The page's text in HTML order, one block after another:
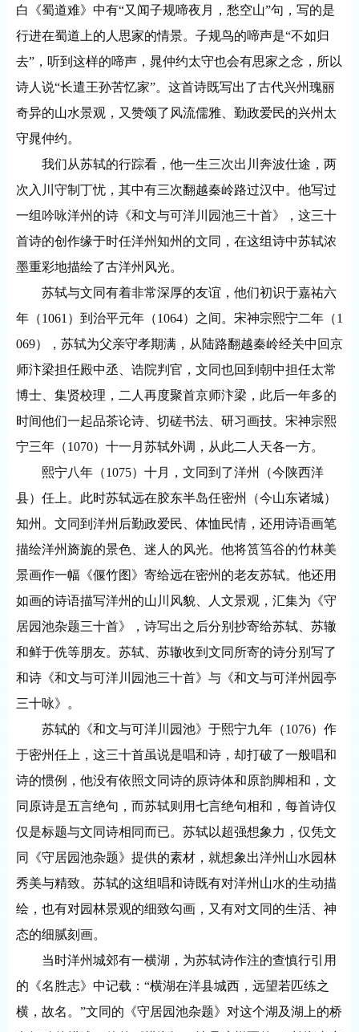
白《蜀道难》中有“又闻子规啼夜月，愁空山”句，写的是
行进在蜀道上的人思家的情景。子规鸟的啼声是“不如归
去”，听到这样的啼声，晁仲约太守也会有思家之念，所以
诗人说“长遣王孙苦忆家”。这首诗既写出了古代兴州瑰丽
奇异的山水景观，又赞颂了风流儒雅、勤政爱民的兴州太
守晁仲约。
我们从苏轼的行踪看，他一生三次出川奔波仕途，两
次入川守制丁忧，其中有三次翻越秦岭路过汉中。他写过
一组吟咏洋州的诗《和文与可洋川园池三十首》，这三十
首诗的创作缘于时任洋州知州的文同，在这组诗中苏轼浓
墨重彩地描绘了古洋州风光。
苏轼与文同有着非常深厚的友谊，他们初识于嘉祐六
年（1061）到治平元年（1064）之间。宋神宗熙宁二年（1
069），苏轼为父亲守孝期满，从陆路翻越秦岭经关中回京
师汴梁担任殿中丞、诰院判官，文同也回到朝中担任太常
博士、集贤校理，二人再度聚首京师汴梁，此后一年多的
时间他们一起品茶论诗、切磋书法、研习画技。宋神宗熙
宁三年（1070）十一月苏轼外调，从此二人天各一方。
熙宁八年（1075）十月，文同到了洋州（今陕西洋
县）任上。此时苏轼远在胶东半岛任密州（今山东诸城）
知州。文同到洋州后勤政爱民、体恤民情，还用诗语画笔
描绘洋州旖旎的景色、迷人的风光。他将筼筜谷的竹林美
景画作一幅《偃竹图》寄给远在密州的老友苏轼。他还用
如画的诗语描写洋州的山川风貌、人文景观，汇集为《守
居园池杂题三十首》，诗写出之后分别抄寄给苏轼、苏辙
和鲜于侁等朋友。苏轼、苏辙收到文同所寄的诗分别写了
和诗《和文与可洋川园池三十首》与《和文与可洋州园亭
三十咏》。
苏轼的《和文与可洋川园池》于熙宁九年（1076）作
于密州任上，这三十首虽说是唱和诗，却打破了一般唱和
诗的惯例，他没有依照文同诗的原诗体和原韵脚相和，文
同原诗是五言绝句，而苏轼则用七言绝句相和，每首诗仅
仅是标题与文同诗相同而已。苏轼以超强想象力，仅凭文
同《守居园池杂题》提供的素材，就想象出洋州山水园林
秀美与精致。苏轼的这组唱和诗既有对洋州山水的生动描
绘，也有对园林景观的细致勾画，又有对文同的生活、神
态的细腻刻画。
当时洋州城郊有一横湖，为苏轼诗作注的查慎行引用
的《名胜志》中记载： “横湖在洋县城西，远望若匹练之
横，故名。”文同的《守居园池杂题》对这个湖及湖上的桥